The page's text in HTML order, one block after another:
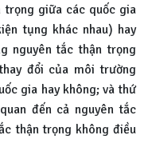
trọng giữa các quốc gia
tụng khác nhau) hay
nguyên tắc thận trọng
đổi của môi trường
gia hay không; và thứ
đến cả nguyên tắc
thận trọng không điều